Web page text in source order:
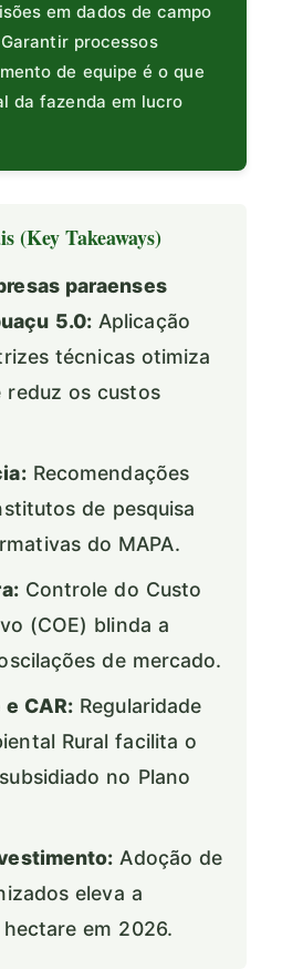
em dados de campo
processos
de equipe é o que
da fazenda em lucro
(Key Takeaways)
paraenses
5.0:Aplicação
técnicas otimiza
reduz os custos
Recomendações
de pesquisa
do MAPA.
Controle do Custo
(COE) blinda a
de mercado.
CAR: Regularidade
Rural facilita o
no Plano
Adoção de
eleva a
em 2026.